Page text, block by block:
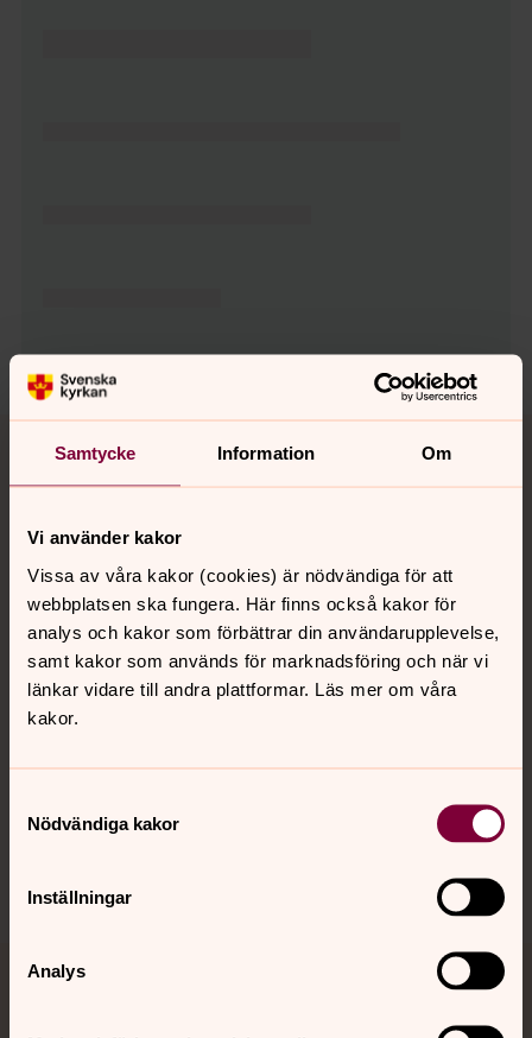
Samtycke Information Om
Vi använder kakor
Vissa av våra kakor (cookies) är nödvändiga för att
webbplatsen ska fungera. Här finns också kakor för
analys och kakor som förbättrar din användarupplevelse,
samt kakor som används för marknadsföring och när vi
länkar vidare till andra plattformar. Läs mer om våra
kakor.
Nödvändiga kakor
Inställningar
Analys
Tillbaka till toppen
Tillbaka till innehållet
Kontakt
Kalender
Hitta snabbt
Sociala kanaler